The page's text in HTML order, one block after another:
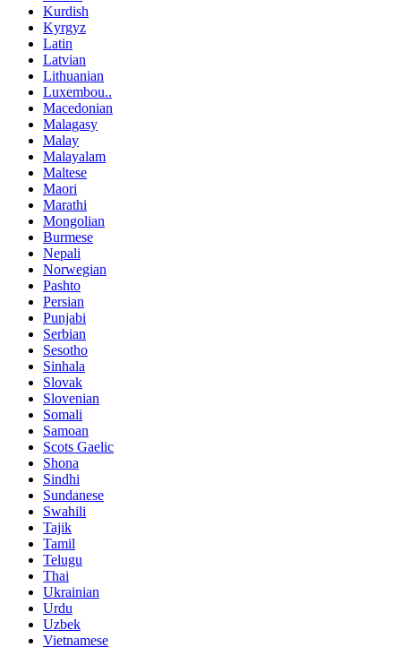
Kurdish
Kyrgyz
Latin
Latvian
Lithuanian
Luxembou..
Macedonian
Malagasy
Malay
Malayalam
Maltese
Maori
Marathi
Mongolian
Burmese
Nepali
Norwegian
Pashto
Persian
Punjabi
Serbian
Sesotho
Sinhala
Slovak
Slovenian
Somali
Samoan
Scots Gaelic
Shona
Sindhi
Sundanese
Swahili
Tajik
Tamil
Telugu
Thai
Ukrainian
Urdu
Uzbek
Vietnamese